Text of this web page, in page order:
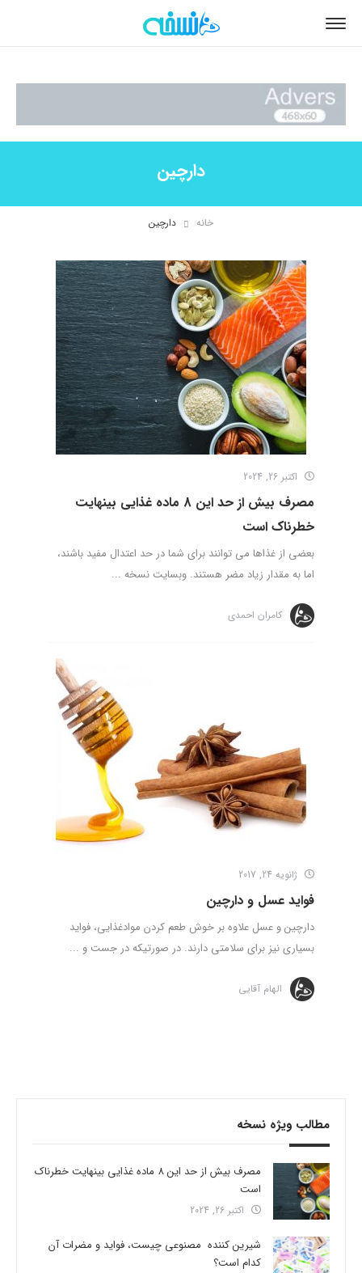
دارچین
خانه دارچین
اکتبر 26, 2024
مصرف بیش از حد این 8 ماده غذایی بینهایت
خطرناک است
بعضی از غذاها می توانند برای شما در حد اعتدال مفید باشند،
اما به مقدار زیاد مضر هستند. وبسایت نسخه ...
کامران احمدی
ژانویه 24, 2017
فواید عسل و دارچین
دارچین و عسل علاوه بر خوش طعم کردن موادغذایی، فواید
بسیاری نیز برای سلامتی دارند. در صورتیکه در جست و ...
الهام آقایی
مطالب ویژه نسخه
مصرف بیش از حد این 8 ماده غذایی بینهایت خطرناک
است
اکتبر 26, 2024
شیرین کننده مصنوعی چیست، فواید و مضرات آن
کدام است؟